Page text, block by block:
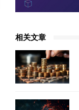
相关文章